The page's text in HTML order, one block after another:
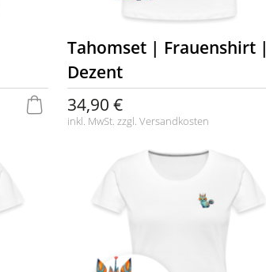
Tahomset | Frauenshirt |
Dezent
34,90 €
inkl. MwSt. zzgl. Versandkosten